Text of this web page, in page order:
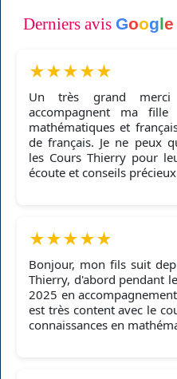
Derniers avis Google
★★★★★
Un très grand
accompagnent ma
mathématiques et
de français. Je ne peux
les Cours Thierry pour
écoute et conseils
★★★★★
Bonjour, mon fils suit
Thierry, d'abord pendant
2025 en
est très content avec le
connaissances en